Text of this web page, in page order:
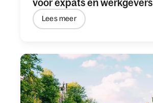
voor expats en werkgevers
Lees meer